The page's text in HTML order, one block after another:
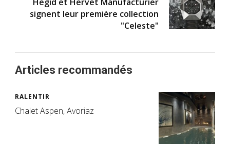
Hegid et Hervet Manufacturier
signent leur première collection
"Celeste"
Articles recommandés
RALENTIR
Chalet Aspen, Avoriaz